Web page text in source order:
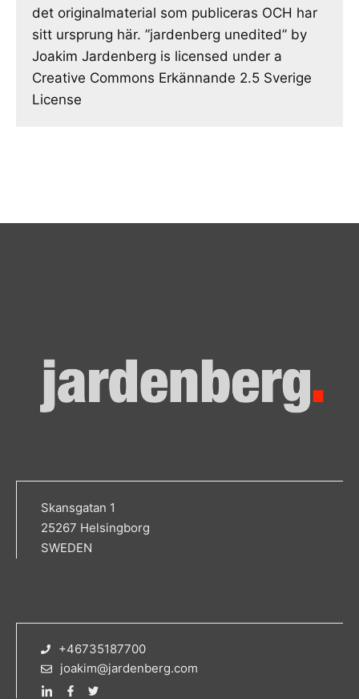
det originalmaterial som publiceras OCH har
sitt ursprung här. ”jardenberg unedited” by
Joakim Jardenberg is licensed under a
Creative Commons Erkännande 2.5 Sverige
License
Skansgatan 1
25267 Helsingborg
SWEDEN
+46735187700
joakim@jardenberg.com